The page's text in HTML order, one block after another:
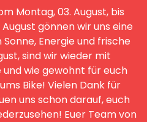
Montag, 03. August, bis
gönnen wir uns eine
Energie und frische
sind wir wieder mit
wie gewohnt für euch
Bike! Vielen Dank für
uns schon darauf, euch
Euer Team von